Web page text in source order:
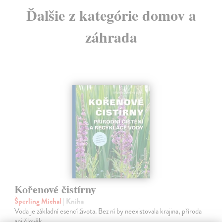
Ďalšie z kategórie domov a
záhrada
Kořenové čistírny
Šperling Michal | Kniha
Voda je základní esencí života. Bez ní by neexistovala krajina, příroda